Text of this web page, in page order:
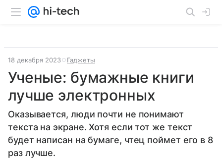
18 декабря 2023 Гаджеты
Ученые: бумажные книги
лучше электронных
Оказывается, люди почти не понимают
текста на экране. Хотя если тот же текст
будет написан на бумаге, чтец поймет его в 8
раз лучше.